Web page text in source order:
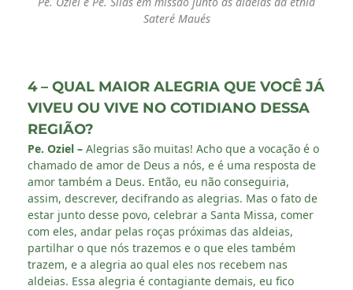
Sateré Maués
4 – QUAL MAIOR ALEGRIA QUE VOCÊ JÁ
VIVEU OU VIVE NO COTIDIANO DESSA
REGIÃO?
Pe. Oziel – Alegrias são muitas! Acho que a vocação é o
chamado de amor de Deus a nós, e é uma resposta de
amor também a Deus. Então, eu não conseguiria,
assim, descrever, decifrando as alegrias. Mas o fato de
estar junto desse povo, celebrar a Santa Missa, comer
com eles, andar pelas roças próximas das aldeias,
partilhar o que nós trazemos e o que eles também
trazem, e a alegria ao qual eles nos recebem nas
aldeias. Essa alegria é contagiante demais, eu fico